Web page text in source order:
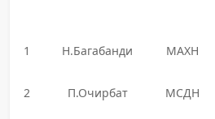
1 Н.Багабанди МАХН
2
П.Очирбат МСДН